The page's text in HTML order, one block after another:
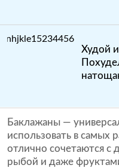
Худой
Баклажаны —
использовать в самых
отлично сочетаются
рыбой и даже